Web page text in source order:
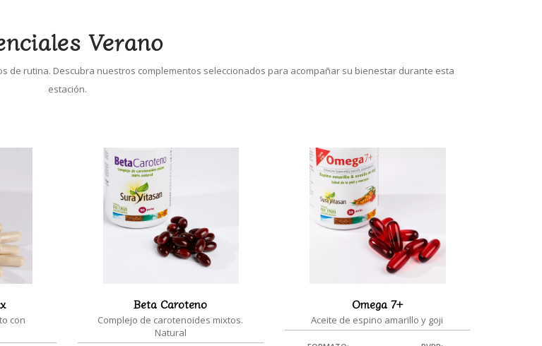
Verano
de rutina. Descubra nuestros complementos seleccionados para acompañar su bienestar durante esta
estación.
con
Beta Caroteno
Complejo de carotenoides mixtos.
Natural
Omega 7+
Aceite de espino amarillo y goji